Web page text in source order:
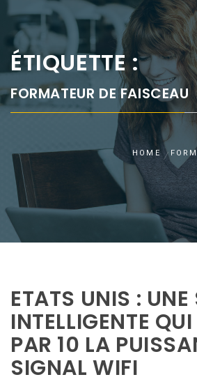
ÉTIQUETTE :
FORMATEUR DE FAISCEAU
HOME
ETATS UNIS : UNE
INTELLIGENTE
PAR 10 LA
SIGNAL WIFI